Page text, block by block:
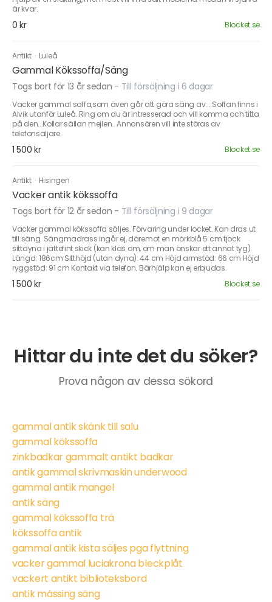
är kvar.
0 kr Blocket.se
Antikt · Luleå
Gammal Kökssoffa/Säng
Togs bort för 13 år sedan - Till försäljning i 6 dagar
Vacker gammal soffa,som även går att göra säng av....Soffan finns i
Alvik utanför Luleå..Ring om du är intresserad och vill komma och titta
på den...Kollar sällan mejlen.. Annonsören vill inte störas av
telefonsäljare.
1 500 kr Blocket.se
Antikt · Hisingen
Vacker antik kökssoffa
Togs bort för 12 år sedan - Till försäljning i 9 dagar
Vacker gammal kökssoffa säljes. Förvaring under locket. Kan dras ut
till säng. Sängmadrass ingår ej, däremot en mörkblå 5 cm tjock
sittdyna i jättefint skick (kan kläs om, om man önskar ett annat tyg).
Längd: 186cm Sitthöjd (utan dyna): 44 cm Höjd armstöd: 66 cm Höjd
ryggstöd: 91 cm Kontakt via telefon. Bärhjälp kan ej erbjudas.
1 500 kr Blocket.se
Hittar du inte det du söker?
Prova någon av dessa sökord
gammal antik skänk till salu
gammal kökssoffa
zinkbadkar gammalt antikt badkar
antik gammal skrivmaskin underwood
gammal antik mangel
antik säng
gammal kökssoffa trä
kökssoffa antik
gammal antik kista säljes pga flyttning
vacker gammal luciakrona bleckplåt
vackert antikt biblioteksbord
antik mässing säng